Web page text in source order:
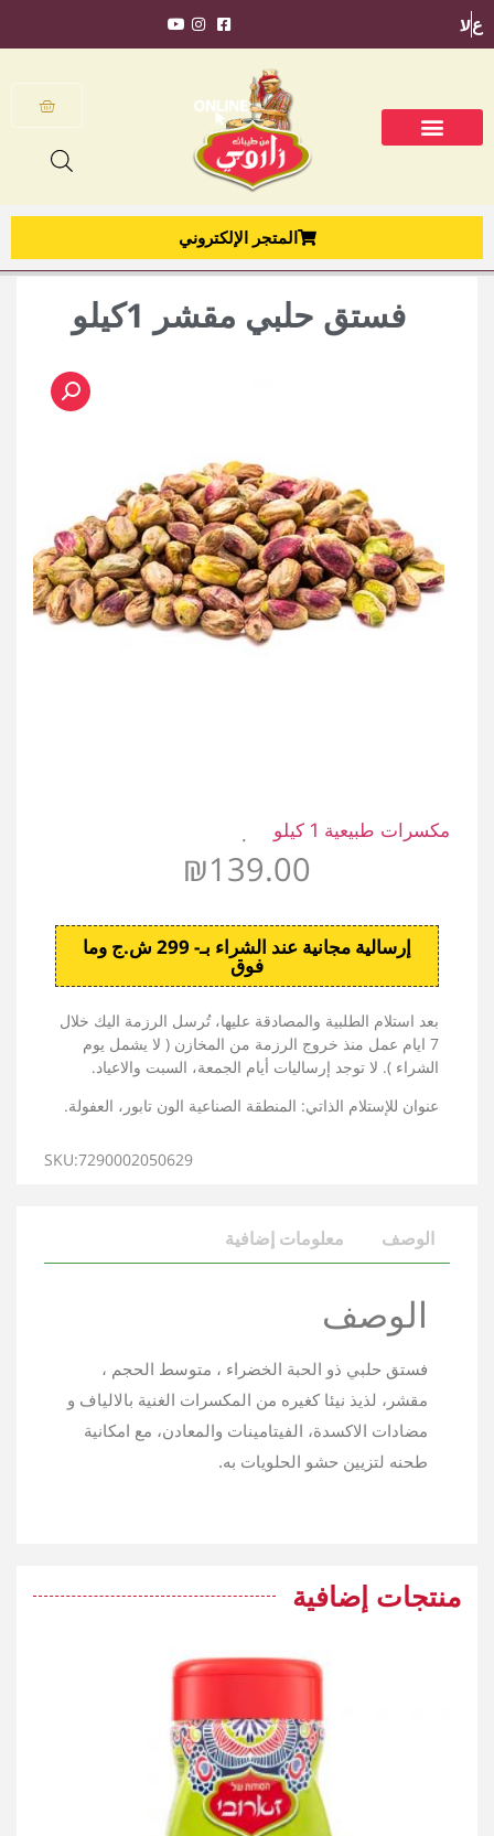
عע
المتجر الإلكتروني
فستق حلبي مقشر 1كيلو
مكسرات طبيعية 1 كيلو .
₪139.00
إرسالية مجانية عند الشراء بـ- 299 ش.ج وما
فوق
بعد استلام الطلبية والمصادقة عليها، تُرسل الرزمة اليك خلال
7 ايام عمل منذ خروج الرزمة من المخازن ( لا يشمل يوم
الشراء ). لا توجد إرساليات أيام الجمعة، السبت والاعياد.
عنوان للإستلام الذاتي: المنطقة الصناعية الون تابور، العفولة.
SKU:7290002050629
الوصف معلومات إضافية
الوصف
فستق حلبي ذو الحبة الخضراء ، متوسط الحجم ،
مقشر، لذيذ نيئا كغيره من المكسرات الغنية بالالياف و
مضادات الاكسدة، الفيتامينات والمعادن، مع امكانية
طحنه لتزيين حشو الحلويات به.
منتجات إضافية